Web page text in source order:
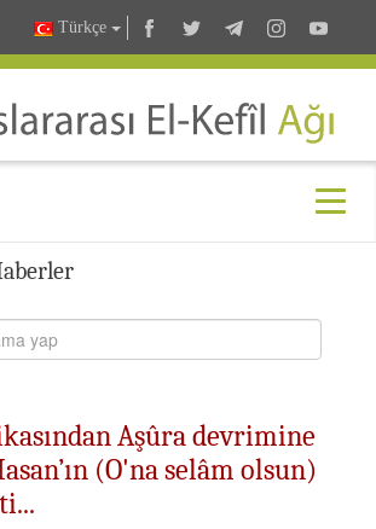
Türkçe
Aşûra devrimine
(O'na selâm olsun)